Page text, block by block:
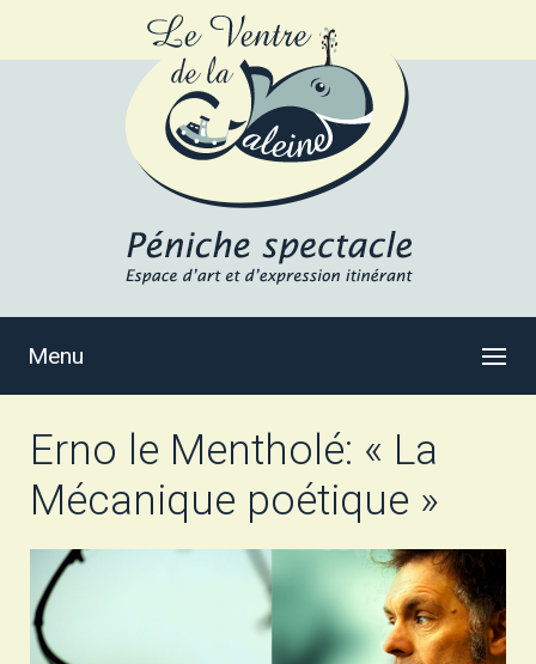
Menu
Erno le Mentholé: « La
Mécanique poétique »